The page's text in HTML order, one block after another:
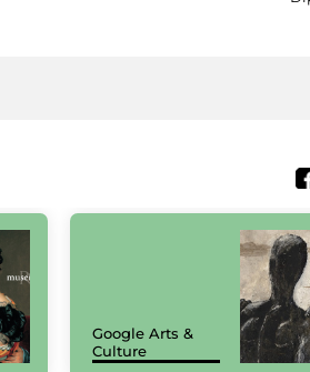
Google Arts &
Culture